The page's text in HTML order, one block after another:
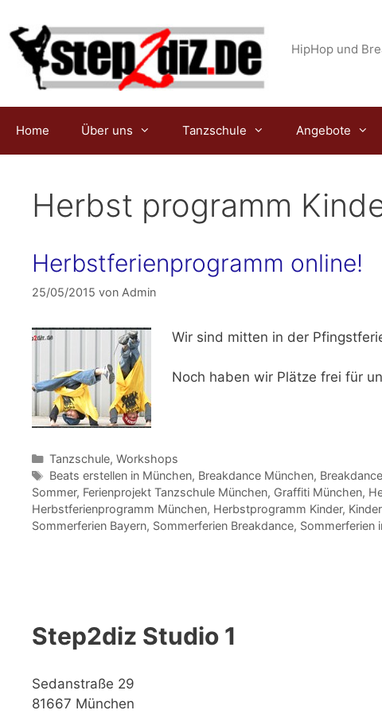
Inhalt
springen
HipHop und
Home Über uns Tanzschule Angebote
Herbst programm
Herbstferienprogramm online!
25/05/2015 von Admin
Wir sind mitten in der
Noch haben wir Plätze frei für
Kategorien
Tanzschule, Workshops
Schlagwörter
Beats erstellen in München, Breakdance München,
Sommer, Ferienprojekt Tanzschule München, Graffiti München,
Herbstferienprogramm München, Herbstprogramm Kinder,
Sommerferien Bayern, Sommerferien Breakdance, Sommerferien
Step2diz Studio 1
Sedanstraße 29
81667 München